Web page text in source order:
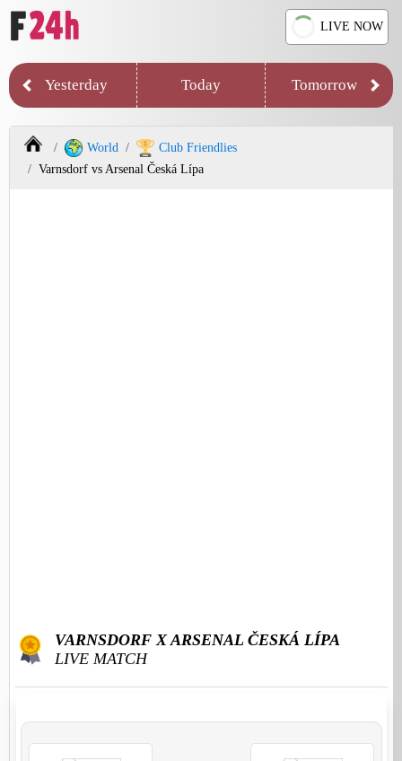
LIVE NOW
Yesterday Today Tomorrow
World
Club Friendlies
Varnsdorf vs Arsenal Česká Lípa
VARNSDORF X ARSENAL ČESKÁ LÍPA
LIVE MATCH